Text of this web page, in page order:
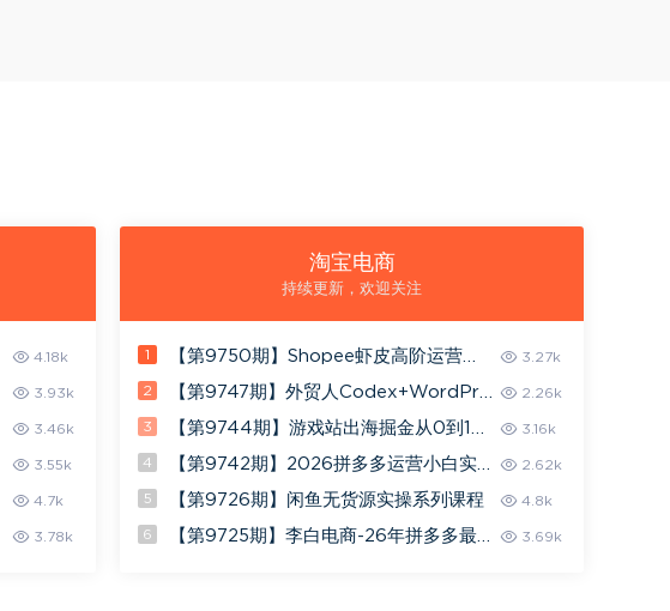
4.18k
3.93k
3.46k
3.55k
4.7k
3.78k
淘宝电商
持续更新，欢迎关注
1
【第9750期】Shopee虾皮高阶运营精
英特训营，高阶运营技巧+流量提升+转
化率优化
3.27k
2
【第9747期】外贸人Codex+WordPre
ss建站课，AI建站·外贸独立站·询盘承接
2.26k
3
【第9744期】游戏站出海掘金从0到1小
白实战课，从选词到上线，从收录到变现
3.16k
4
【第9742期】2026拼多多运营小白实
战课：从0到1开店起步，掌握选品、流
量、推广
2.62k
5 【第9726期】闲鱼无货源实操系列课程 4.8k
6
【第9725期】李白电商-26年拼多多最
3.69k